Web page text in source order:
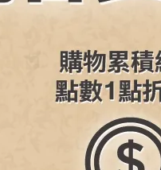
科技 F25 ACE 零纏繞
機(5分鐘速烘/體感超輕